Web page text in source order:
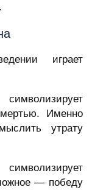
играет
Именно
утрату
— победу